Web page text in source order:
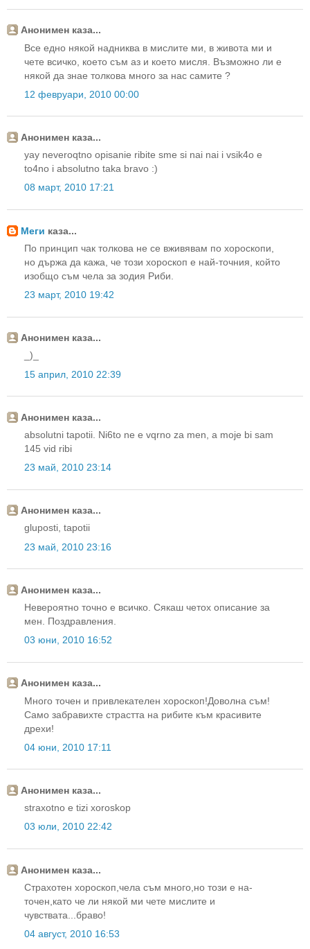
Анонимен каза...
Все едно някой надниква в мислите ми, в живота ми и
чете всичко, което съм аз и което мисля. Възможно ли е
някой да знае толкова много за нас самите ?
12 февруари, 2010 00:00
Анонимен каза...
yay neveroqtno opisanie ribite sme si nai nai i vsik4o e
to4no i absolutno taka bravo :)
08 март, 2010 17:21
Меги каза...
По принцип чак толкова не се вживявам по хороскопи,
но държа да кажа, че този хороскоп е най-точния, който
изобщо съм чела за зодия Риби.
23 март, 2010 19:42
Анонимен каза...
_)_
15 април, 2010 22:39
Анонимен каза...
absolutni tapotii. Ni6to ne e vqrno za men, a moje bi sam
145 vid ribi
23 май, 2010 23:14
Анонимен каза...
gluposti, tapotii
23 май, 2010 23:16
Анонимен каза...
Невероятно точно е всичко. Сякаш четох описание за
мен. Поздравления.
03 юни, 2010 16:52
Анонимен каза...
Много точен и привлекателен хороскоп!Доволна съм!
Само забравихте страстта на рибите към красивите
дрехи!
04 юни, 2010 17:11
Анонимен каза...
straxotno e tizi xoroskop
03 юли, 2010 22:42
Анонимен каза...
Страхотен хороскоп,чела съм много,но този е на-
точен,като че ли някой ми чете мислите и
чувствата...браво!
04 август, 2010 16:53